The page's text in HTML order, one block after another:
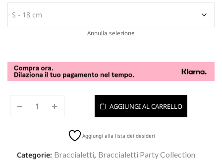
Annulla selezione
AGGIUNGI AL CARRELLO
Aggiungi alla lista dei desideri
Categorie: Braccialetti, Braccialetti Party Collection